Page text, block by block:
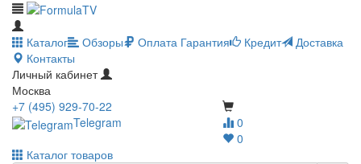
Каталог Обзоры Оплата Гарантия Кредит
Доставка
Контакты
Личный кабинет
Москва
0
0
+7 (495) 929-70-22
Telegram
Каталог товаров